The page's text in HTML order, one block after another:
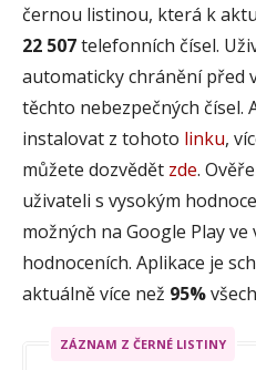
černou listinou, která k
22 507telefonních čísel.
automaticky chránění před
těchto nebezpečných čísel.
instalovat z tohoto linku,
můžete dozvědět zde.
uživateli s vysokým
možných na Google Play ve
hodnoceních. Aplikace je
aktuálně více než 95%
ZÁZNAM Z ČERNÉ LISTINY